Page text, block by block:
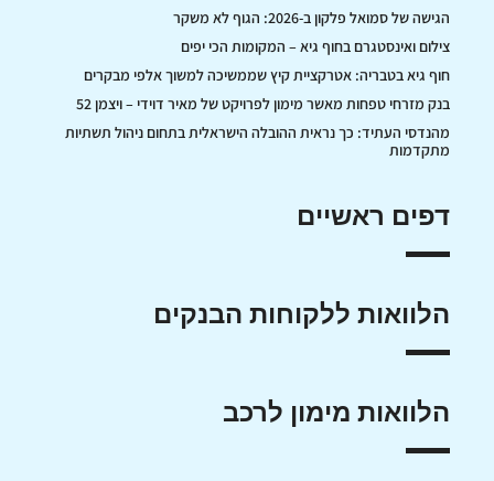
הגישה של סמואל פלקון ב-2026: הגוף לא משקר
צילום ואינסטגרם בחוף גיא – המקומות הכי יפים
חוף גיא בטבריה: אטרקציית קיץ שממשיכה למשוך אלפי מבקרים
בנק מזרחי טפחות מאשר מימון לפרויקט של מאיר דוידי – ויצמן 52
מהנדסי העתיד: כך נראית ההובלה הישראלית בתחום ניהול תשתיות
מתקדמות
דפים ראשיים
הלוואות ללקוחות הבנקים
הלוואות מימון לרכב